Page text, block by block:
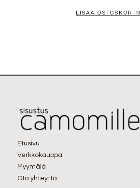
LISÄÄ OSTOSKORIIN
Etusivu
Verkkokauppa
Myymälä
Ota yhteyttä